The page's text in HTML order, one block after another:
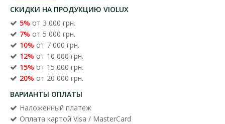
СКИДКИ НА ПРОДУКЦИЮ VIOLUX
5% от 3 000 грн.
7% от 5 000 грн.
10% от 7 000 грн.
12% от 10 000 грн.
15% от 15 000 грн.
20% от 20 000 грн.
ВАРИАНТЫ ОПЛАТЫ
Наложенный платеж
Оплата картой Visa / MasterCard